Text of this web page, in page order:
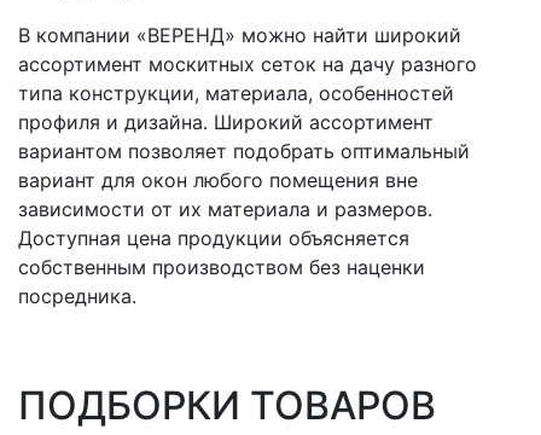
В компании «ВЕРЕНД» можно найти широкий
ассортимент москитных сеток на дачу разного
типа конструкции, материала, особенностей
профиля и дизайна. Широкий ассортимент
вариантом позволяет подобрать оптимальный
вариант для окон любого помещения вне
зависимости от их материала и размеров.
Доступная цена продукции объясняется
собственным производством без наценки
посредника.
ПОДБОРКИ ТОВАРОВ